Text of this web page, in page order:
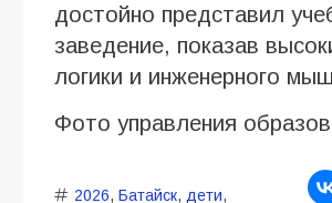
достойно представил
заведение, показав
логики и инженерного
Фото управления
2026, Батайск, дети,